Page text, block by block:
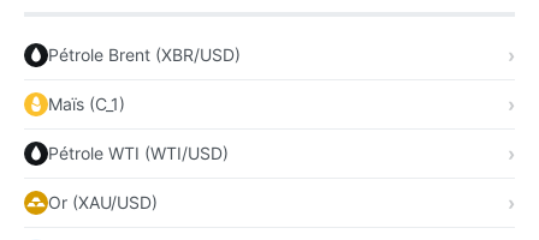
Pétrole Brent (XBR/USD)
Maïs (C_1)
Pétrole WTI (WTI/USD)
Or (XAU/USD)